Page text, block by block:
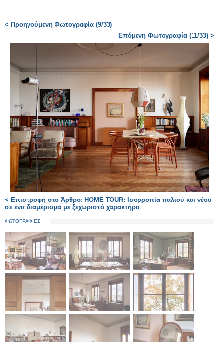
< Προηγούμενη Φωτογραφία (9/33)
Επόμενη Φωτογραφία (11/33) >
< Επιστροφή στο Άρθρο: HOME TOUR: Ισορροπία παλιού και νέου
σε ένα διαμέρισμα με ξεχωριστό χαρακτήρα
ΦΩΤΟΓΡΑΦΙΕΣ